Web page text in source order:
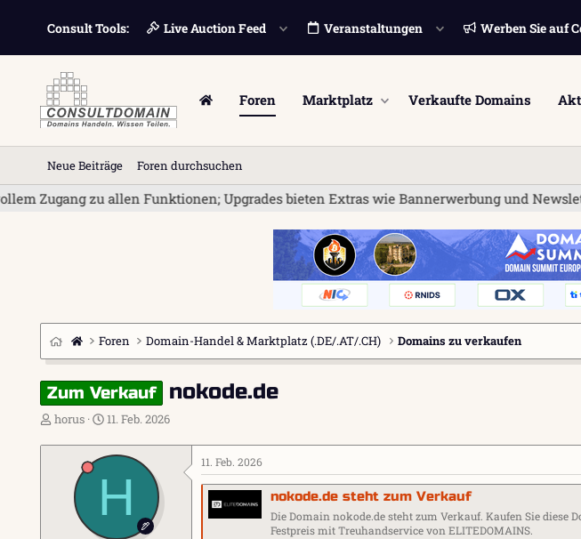
Consult Tools: Live Auction Feed Veranstaltungen Werben Sie auf
Foren Marktplatz Verkaufte Domains
Neue Beiträge Foren durchsuchen
allen Funktionen; Upgrades bieten Extras wie Bannerwerbung und Newsletter-
Foren Domain-Handel & Marktplatz (.DE/.AT/.CH) Domains zu verkaufen
Zum Verkauf nokode.de
E
s
horus
E
s
e
l
l
11. Feb. 2026
H
11. Feb. 2026
nokode.de steht zum Verkauf
Die Domain nokode.de steht zum Verkauf. Kaufen Sie diese
Festpreis mit Treuhandservice von ELITEDOMAINS.